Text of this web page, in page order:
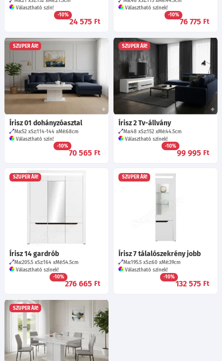
Választható szín!
-10%
24 575 Ft
Választható színek!
-10%
76 775 Ft
SZUPER ÁR!
Írisz 01 dohányzóasztal
Ma:52 Sz:114-144 Mé:68cm
Választható szín!
-10%
70 565 Ft
SZUPER ÁR!
Írisz 2 Tv-állvány
Ma:48 Sz:152 Mé:44.5cm
Választható színek!
-10%
99 995 Ft
SZUPER ÁR!
Írisz 14 gardrób
Ma:205.5 Sz:164 Mé:54.5cm
Választható színek!
-10%
276 665 Ft
SZUPER ÁR!
Írisz 7 tálalószekrény jobb
Ma:195.5 Sz:60 Mé:39cm
Választható színek!
-10%
132 575 Ft
SZUPER ÁR!